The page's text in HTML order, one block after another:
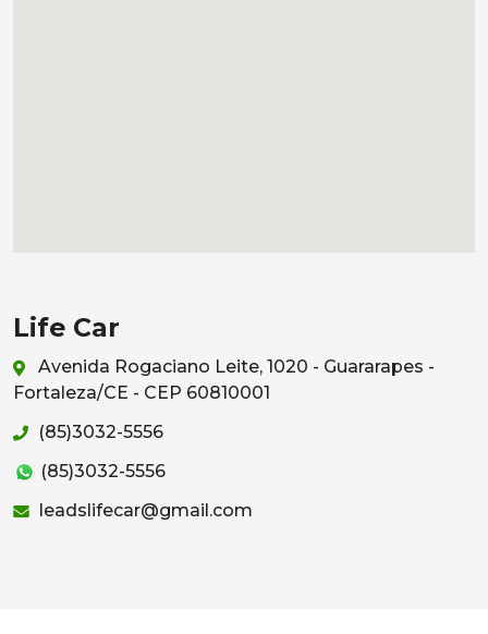
Life Car
Avenida Rogaciano Leite, 1020 - Guararapes -
Fortaleza/CE - CEP 60810001
(85)3032-5556
(85)3032-5556
leadslifecar@gmail.com